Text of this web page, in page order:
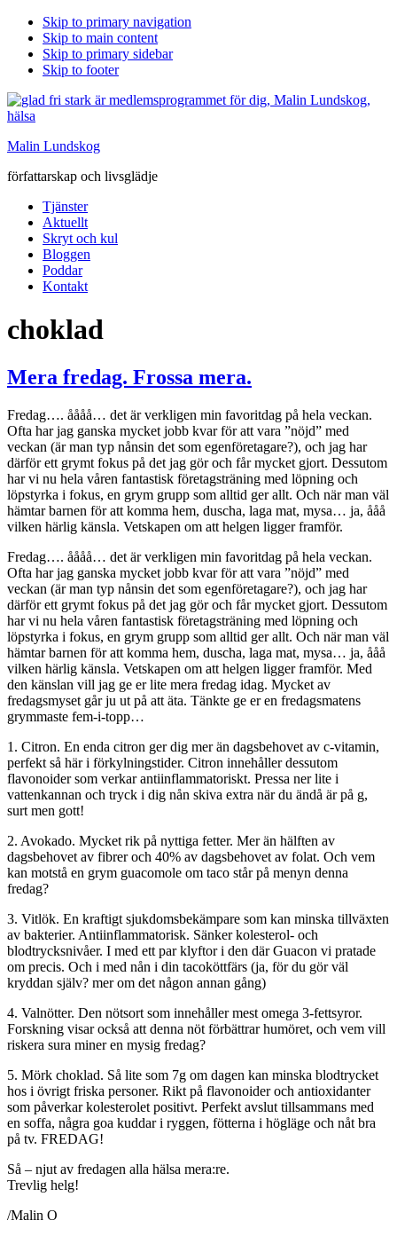
Skip to primary navigation
Skip to main content
Skip to primary sidebar
Skip to footer
Malin Lundskog
författarskap och livsglädje
Tjänster
Aktuellt
Skryt och kul
Bloggen
Poddar
Kontakt
choklad
Mera fredag. Frossa mera.
Fredag…. åååå… det är verkligen min favoritdag på hela veckan.
Ofta har jag ganska mycket jobb kvar för att vara ”nöjd” med
veckan (är man typ nånsin det som egenföretagare?), och jag har
därför ett grymt fokus på det jag gör och får mycket gjort. Dessutom
har vi nu hela våren fantastisk företagsträning med löpning och
löpstyrka i fokus, en grym grupp som alltid ger allt. Och när man väl
hämtar barnen för att komma hem, duscha, laga mat, mysa… ja, ååå
vilken härlig känsla. Vetskapen om att helgen ligger framför.
Fredag…. åååå… det är verkligen min favoritdag på hela veckan.
Ofta har jag ganska mycket jobb kvar för att vara ”nöjd” med
veckan (är man typ nånsin det som egenföretagare?), och jag har
därför ett grymt fokus på det jag gör och får mycket gjort. Dessutom
har vi nu hela våren fantastisk företagsträning med löpning och
löpstyrka i fokus, en grym grupp som alltid ger allt. Och när man väl
hämtar barnen för att komma hem, duscha, laga mat, mysa… ja, ååå
vilken härlig känsla. Vetskapen om att helgen ligger framför. Med
den känslan vill jag ge er lite mera fredag idag. Mycket av
fredagsmyset går ju ut på att äta. Tänkte ge er en fredagsmatens
grymmaste fem-i-topp…
1. Citron. En enda citron ger dig mer än dagsbehovet av c-vitamin,
perfekt så här i förkylningstider. Citron innehåller dessutom
flavonoider som verkar antiinflammatoriskt. Pressa ner lite i
vattenkannan och tryck i dig nån skiva extra när du ändå är på g,
surt men gott!
2. Avokado. Mycket rik på nyttiga fetter. Mer än hälften av
dagsbehovet av fibrer och 40% av dagsbehovet av folat. Och vem
kan motstå en grym guacomole om taco står på menyn denna
fredag?
3. Vitlök. En kraftigt sjukdomsbekämpare som kan minska tillväxten
av bakterier. Antiinflammatorisk. Sänker kolesterol- och
blodtrycksnivåer. I med ett par klyftor i den där Guacon vi pratade
om precis. Och i med nån i din tacoköttfärs (ja, för du gör väl
kryddan själv? mer om det någon annan gång)
4. Valnötter. Den nötsort som innehåller mest omega 3-fettsyror.
Forskning visar också att denna nöt förbättrar humöret, och vem vill
riskera sura miner en mysig fredag?
5. Mörk choklad. Så lite som 7g om dagen kan minska blodtrycket
hos i övrigt friska personer. Rikt på flavonoider och antioxidanter
som påverkar kolesterolet positivt. Perfekt avslut tillsammans med
en soffa, några goa kuddar i ryggen, fötterna i högläge och nåt bra
på tv. FREDAG!
Så – njut av fredagen alla hälsa mera:re.
Trevlig helg!
/Malin O